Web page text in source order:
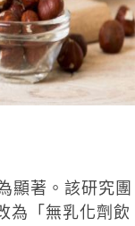
顯著。該研究團
為「無乳化劑飲